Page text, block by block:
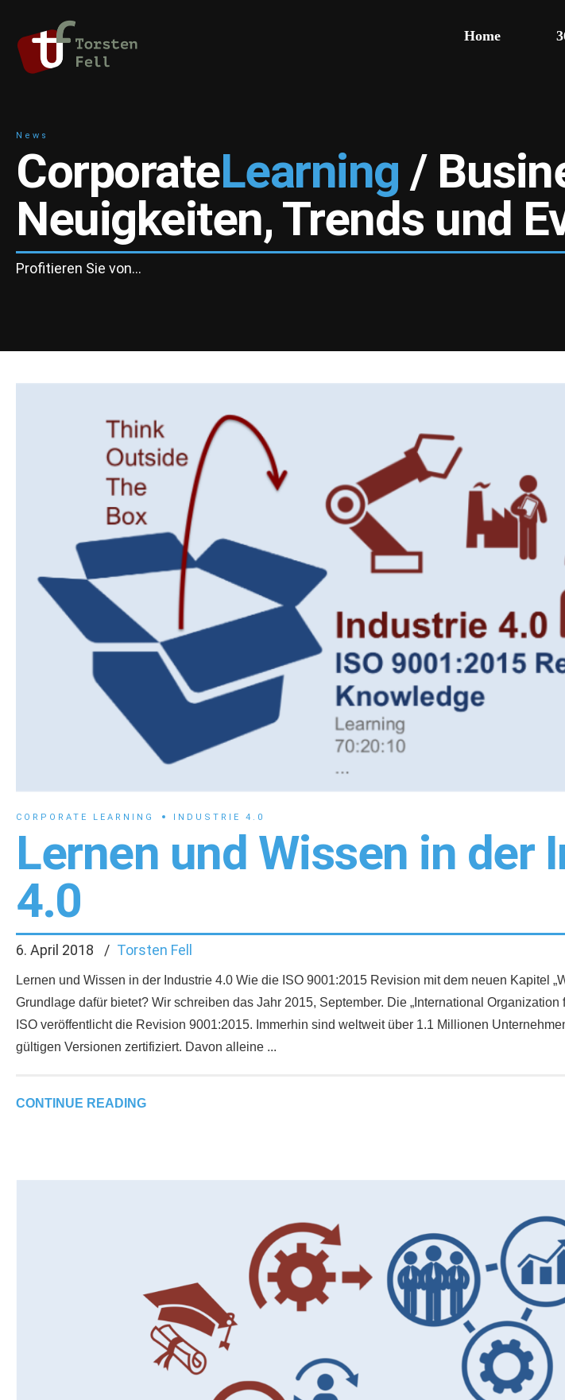
Home
News
CorporateLearning /
Neuigkeiten, Trends und
Profitieren Sie von…
CORPORATE LEARNING INDUSTRIE 4.0
Lernen und Wissen in der
4.0
6. April 2018 Torsten Fell
Lernen und Wissen in der Industrie 4.0 Wie die ISO 9001:2015 Revision mit dem neuen Kapitel
Grundlage dafür bietet? Wir schreiben das Jahr 2015, September. Die „International Organization
ISO veröffentlicht die Revision 9001:2015. Immerhin sind weltweit über 1.1 Millionen
gültigen Versionen zertifiziert. Davon alleine ...
CONTINUE READING